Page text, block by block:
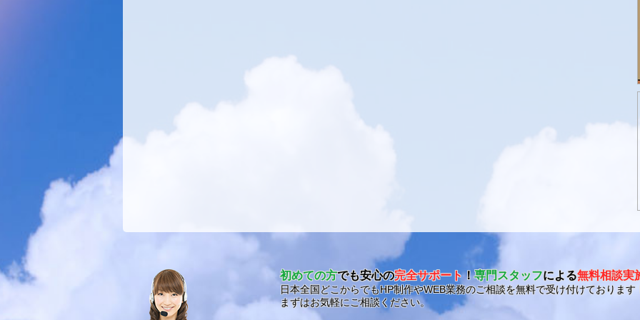
初めての方でも安心の完全サポート！専門スタッフによる無料相談実
日本全国どこからでもHP制作やWEB業務のご相談を無料で受け付けております
まずはお気軽にご相談ください。